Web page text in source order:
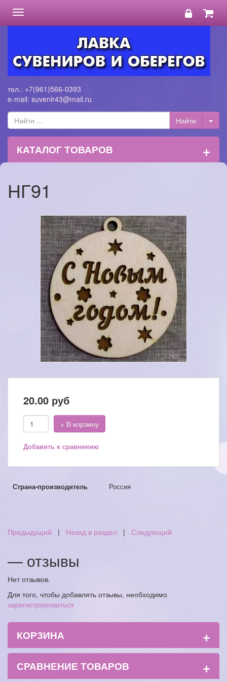
Toggle
navigation
тел.: +7(961)566-0393
e-mail: suvenir43@mail.ru
КАТАЛОГ ТОВАРОВ +
НГ91
20.00 руб
+ В корзину
Добавить к сравнению
Страна-производитель Россия
Предыдущий | Назад в раздел | Следующий
— отзывы
Нет отзывов.
Для того, чтобы добавлять отзывы, необходимо
зарегистрироваться
КОРЗИНА +
СРАВНЕНИЕ ТОВАРОВ +